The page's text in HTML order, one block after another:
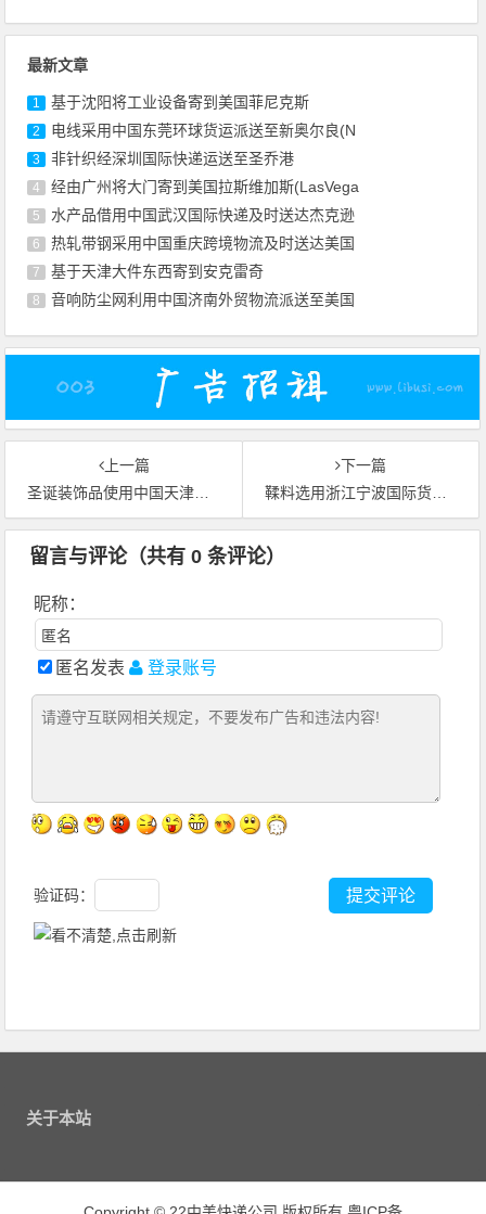
最新文章
1 基于沈阳将工业设备寄到美国菲尼克斯
2 电线采用中国东莞环球货运派送至新奥尔良(N
3 非针织经深圳国际快递运送至圣乔港
4 经由广州将大门寄到美国拉斯维加斯(LasVega
5 水产品借用中国武汉国际快递及时送达杰克逊
6 热轧带钢采用中国重庆跨境物流及时送达美国
7 基于天津大件东西寄到安克雷奇
8 音响防尘网利用中国济南外贸物流派送至美国
上一篇
圣诞装饰品使用中国天津跨境物流托运至美国纽约
下一篇
鞣料选用浙江宁波国际货运承运至韩国首尔
留言与评论（共有0 条评论）
昵称：
匿名发表 登录账号
验证码：
关于本站